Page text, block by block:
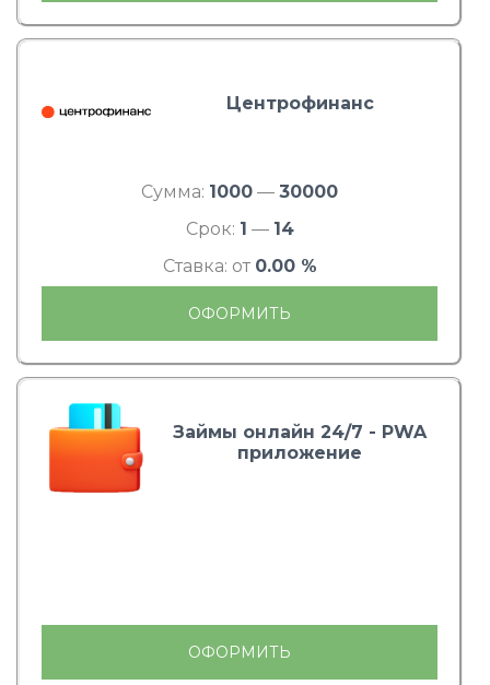
Центрофинанс
Сумма: 1000 — 30000
Срок: 1 — 14
Ставка: от 0.00 %
ОФОРМИТЬ
Займы онлайн 24/7 - PWA
приложение
ОФОРМИТЬ